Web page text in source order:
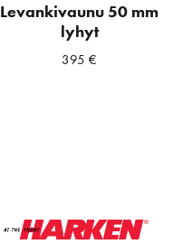
Levankivaunu 50 mm
lyhyt
395€